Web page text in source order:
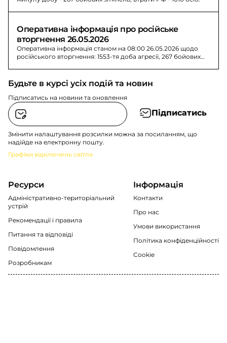
Оперативна інформація про російське
вторгнення 26.05.2026
Оперативна інформація станом на 08:00 26.05.2026 щодо
російського вторгнення: 1553-тя доба агресії, 267 бойових
Будьте в курсі усіх подій та новин
Підписатись на новини та оновлення
Підписатись
Змінити налаштування розсилки можна за посиланням, що
надійде на електронну пошту.
Графіки відключень світла
Ресурси
Адміністративно-територіальний
устрій
Рекомендації i правила
Питання та відповіді
Повідомлення
Розробникам
Інформація
Контакти
Про нас
Умови використання
Політика конфіденційності
Cookie